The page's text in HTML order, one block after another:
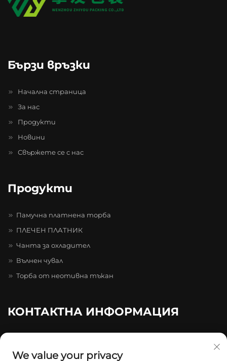
Бързи връзки
Начална страница
За нас
Продукти
Новини
Свържете се с нас
Продукти
Памучна платнена торба
ПЛЕЧЕН ПЛАТНИК
Чанта за охладител
Вълнен чувал
Торба от неотивна тъкан
КОНТАКТНА ИНФОРМАЦИЯ
„Caihong“, № 511–731, Лонгган
We value your privacy